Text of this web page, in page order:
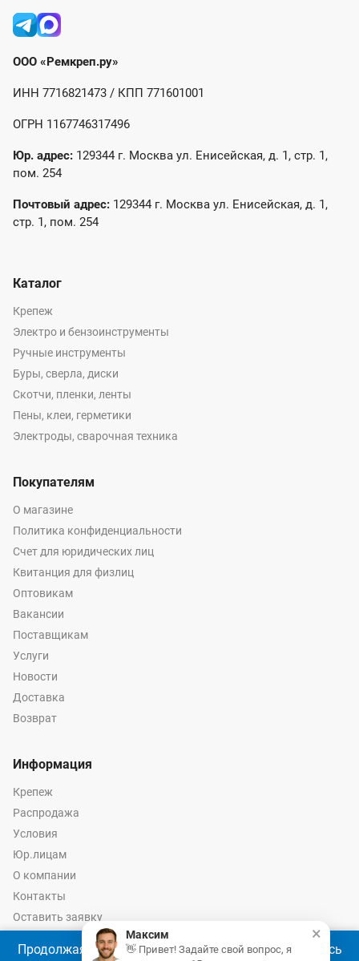
ООО «Ремкреп.ру»
ИНН 7716821473 / КПП 771601001
ОГРН 1167746317496
Юр. адрес: 129344 г. Москва ул. Енисейская, д. 1, стр. 1,
пом. 254
Почтовый адрес: 129344 г. Москва ул. Енисейская, д. 1,
стр. 1, пом. 254
Каталог
Крепеж
Электро и бензоинструменты
Ручные инструменты
Буры, сверла, диски
Скотчи, пленки, ленты
Пены, клеи, герметики
Электроды, сварочная техника
Покупателям
О магазине
Политика конфиденциальности
Счет для юридических лиц
Квитанция для физлиц
Оптовикам
Вакансии
Поставщикам
Услуги
Новости
Доставка
Возврат
Информация
Крепеж
Распродажа
Условия
Юр.лицам
О компании
Контакты
Оставить заявку
Калькулятор крепежа
Продолжая использовать наш сайт, Вы соглашаетесь
×
Максим
👋 Привет! Задайте свой вопрос, я